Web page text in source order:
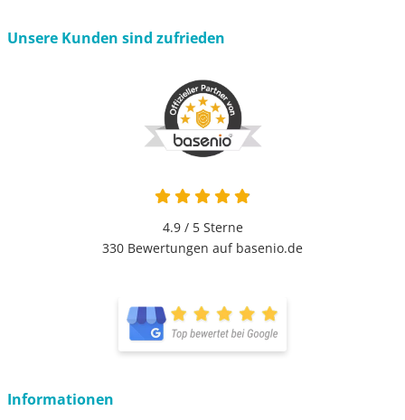
Unsere Kunden sind zufrieden
4.9 von 5
4.9 / 5Sterne
330 Bewertungen auf basenio.de
öffnet in neuem Fenster
Informationen